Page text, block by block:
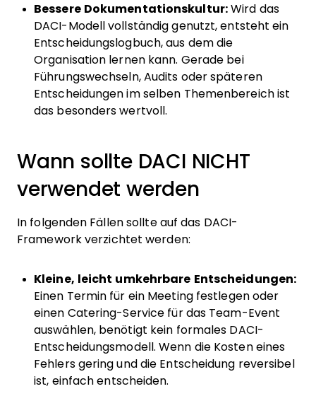
Bessere Dokumentationskultur:Wird das
DACI-Modell vollständig genutzt, entsteht ein
Entscheidungslogbuch, aus dem die
Organisation lernen kann. Gerade bei
Führungswechseln, Audits oder späteren
Entscheidungen im selben Themenbereich ist
das besonders wertvoll.
Wann sollte DACI NICHT
verwendet werden
In folgenden Fällen sollte auf das DACI-
Framework verzichtet werden:
Kleine, leicht umkehrbare Entscheidungen:
Einen Termin für ein Meeting festlegen oder
einen Catering-Service für das Team-Event
auswählen, benötigt kein formales DACI-
Entscheidungsmodell. Wenn die Kosten eines
Fehlers gering und die Entscheidung reversibel
ist, einfach entscheiden.